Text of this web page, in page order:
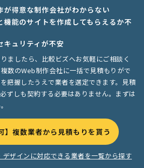
が得意な制作会社がわからない
機能のサイトを作成してもらえるか不
キュリティが不安
ましたら、比較ビズへお気軽にご相談く
数のWeb制作会社に一括で見積もりがで
把握したうえで業者を選定できます。見積
ずしも契約する必要はありません。まずは
】複数業者から見積もりを貰う
デザインに対応できる業者を一覧から探す